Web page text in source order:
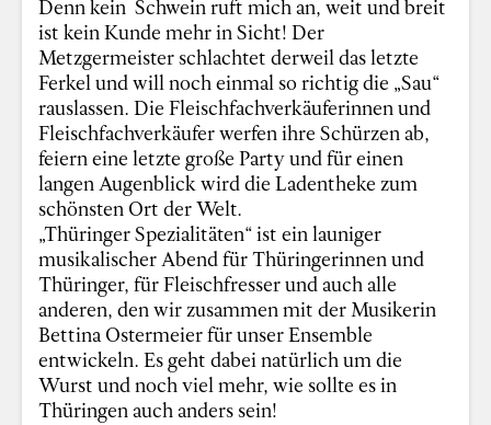
Denn kein Schwein ruft mich an, weit und breit
ist kein Kunde mehr in Sicht! Der
Metzgermeister schlachtet derweil das letzte
Ferkel und will noch einmal so richtig die „Sau“
rauslassen. Die Fleischfachverkäuferinnen und
Fleischfachverkäufer werfen ihre Schürzen ab,
feiern eine letzte große Party und für einen
langen Augenblick wird die Ladentheke zum
schönsten Ort der Welt.
„Thüringer Spezialitäten“ ist ein launiger
musikalischer Abend für Thüringerinnen und
Thüringer, für Fleischfresser und auch alle
anderen, den wir zusammen mit der Musikerin
Bettina Ostermeier für unser Ensemble
entwickeln. Es geht dabei natürlich um die
Wurst und noch viel mehr, wie sollte es in
Thüringen auch anders sein!